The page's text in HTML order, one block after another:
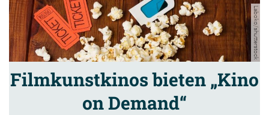
Laboko/shutterstock
Filmkunstkinos bieten „Kino
on Demand“